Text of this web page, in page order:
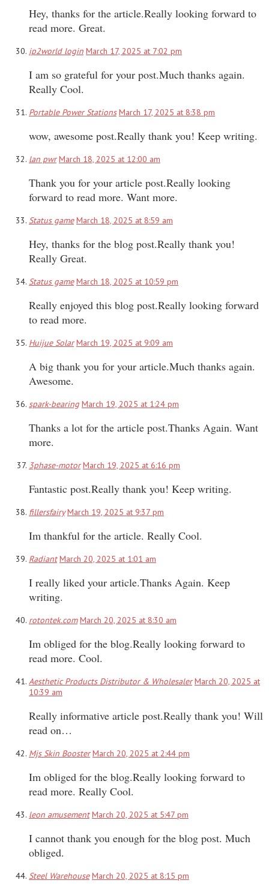
Hey, thanks for the article.Really looking forward to
read more. Great.
ip2world login March 17, 2025 at 7:02 pm
I am so grateful for your post.Much thanks again.
Really Cool.
Portable Power Stations March 17, 2025 at 8:38 pm
wow, awesome post.Really thank you! Keep writing.
lan pwr March 18, 2025 at 12:00 am
Thank you for your article post.Really looking
forward to read more. Want more.
Status game March 18, 2025 at 8:59 am
Hey, thanks for the blog post.Really thank you!
Really Great.
Status game March 18, 2025 at 10:59 pm
Really enjoyed this blog post.Really looking forward
to read more.
Huijue Solar March 19, 2025 at 9:09 am
A big thank you for your article.Much thanks again.
Awesome.
spark-bearing March 19, 2025 at 1:24 pm
Thanks a lot for the article post.Thanks Again. Want
more.
3phase-motor March 19, 2025 at 6:16 pm
Fantastic post.Really thank you! Keep writing.
fillersfairy March 19, 2025 at 9:37 pm
Im thankful for the article. Really Cool.
Radiant March 20, 2025 at 1:01 am
I really liked your article.Thanks Again. Keep
writing.
rotontek.com March 20, 2025 at 8:30 am
Im obliged for the blog.Really looking forward to
read more. Cool.
Aesthetic Products Distributor & Wholesaler March 20, 2025 at
10:39 am
Really informative article post.Really thank you! Will
read on…
Mjs Skin Booster March 20, 2025 at 2:44 pm
Im obliged for the blog.Really looking forward to
read more. Really Cool.
leon amusement March 20, 2025 at 5:47 pm
I cannot thank you enough for the blog post. Much
obliged.
Steel Warehouse March 20, 2025 at 8:15 pm